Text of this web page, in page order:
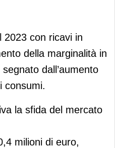
ricavi e
2023 con ricavi in
della marginalità in
dall’aumento
consumi.
la sfida del mercato
milioni di euro,